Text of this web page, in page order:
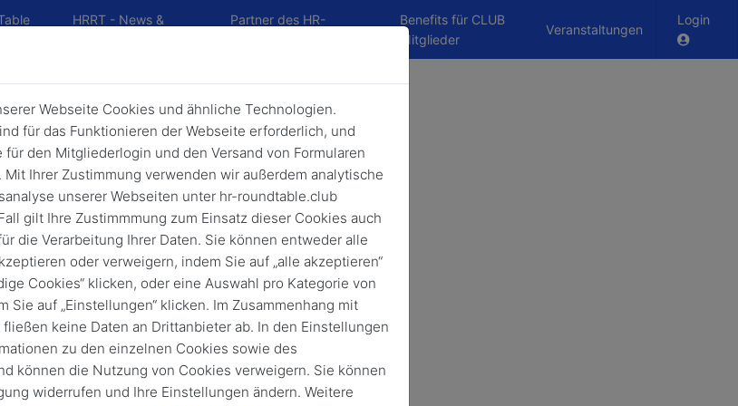
HRRT - News &
Partner des HR-
Benefits für CLUB
Mitglieder
Veranstaltungen
Login
CLUB
CLUB angemeldet sein:
kostenlos.
Webseite Cookies und ähnliche Technologien.
für das Funktionieren der Webseite erforderlich, und
den Mitgliederlogin und den Versand von Formularen
Mit Ihrer Zustimmung verwenden wir außerdem analytische
unserer Webseiten unter hr-roundtable.club
gilt Ihre Zustimmmung zum Einsatz dieser Cookies auch
die Verarbeitung Ihrer Daten. Sie können entweder alle
oder verweigern, indem Sie auf „alle akzeptieren“
Cookies“ klicken, oder eine Auswahl pro Kategorie von
Sie auf „Einstellungen“ klicken. Im Zusammenhang mit
keine Daten an Drittanbieter ab. In den Einstellungen
zu den einzelnen Cookies sowie des
können die Nutzung von Cookies verweigern. Sie können
widerrufen und Ihre Einstellungen ändern. Weitere